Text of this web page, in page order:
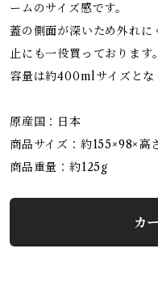
ームのサイズ感です。
蓋の側面が深いため外れ
止にも一役買っております。
容量は約400mlサイズとな
原産国：日本
商品サイズ：約155×98×高
商品重量：約125g
カ